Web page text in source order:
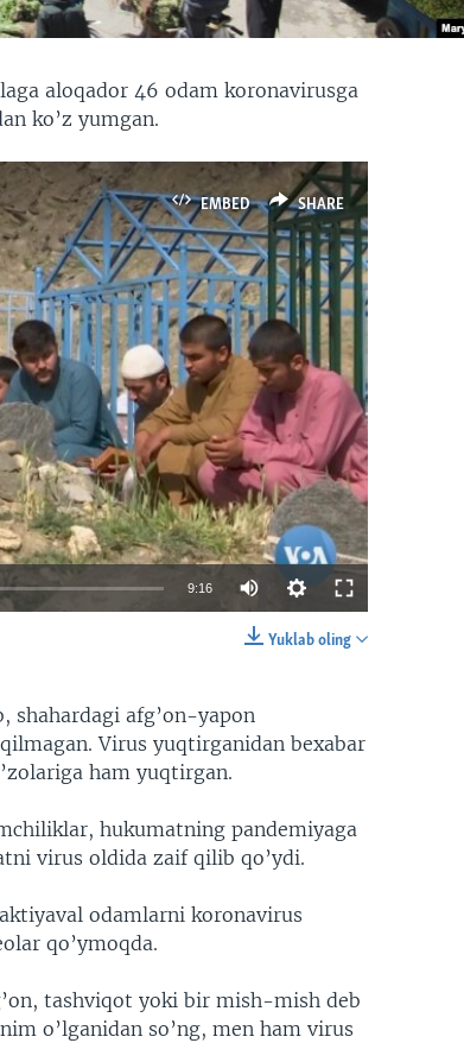
aloqador 46 odam koronavirusga
ko’z yumgan.
EMBED SHARE
available
9:16
Yuklab oling
shahardagi afg’on-yapon
Virus yuqtirganidan bexabar
ham yuqtirgan.
hukumatning pandemiyaga
virus oldida zaif qilib qo’ydi.
odamlarni koronavirus
qo’ymoqda.
tashviqot yoki bir mish-mish deb
o’lganidan so’ng, men ham virus